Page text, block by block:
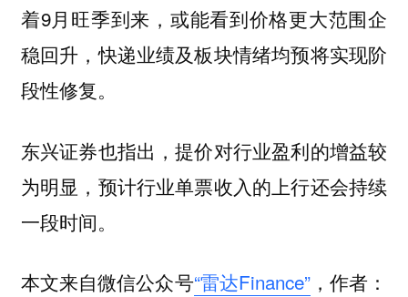
着9月旺季到来，或能看到价格更大范围企
稳回升，快递业绩及板块情绪均预将实现阶
段性修复。
东兴证券也指出，提价对行业盈利的增益较
为明显，预计行业单票收入的上行还会持续
一段时间。
本文来自微信公众号“雷达Finance”，作者：